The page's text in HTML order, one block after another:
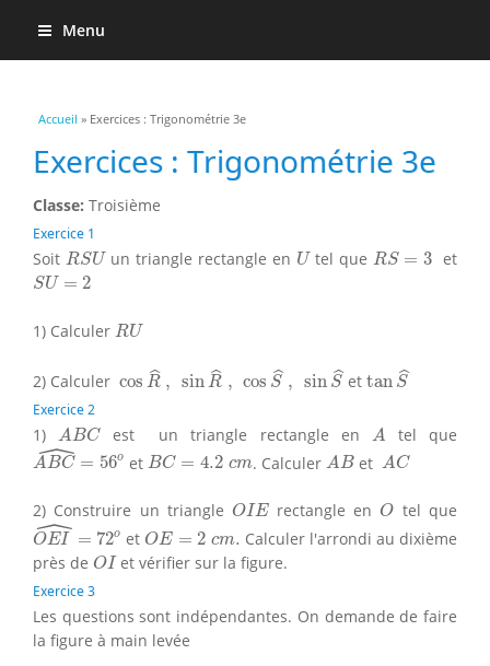
Menu
Vous êtes ici
Accueil » Exercices : Trigonométrie 3e
Exercices : Trigonométrie 3e
Classe: Troisième
Exercice 1
Soit RSU
RSU un triangle rectangle en U
Utel que RS = 3
RS= et
SU = 2
SU=
1) Calculer RU
RU
2) Calculer cos ˆ
R , sin ˆ
R , cos ˆ
S , sin ˆ
S
R^ R^ ^,
et tan ˆ
S
S^
Exercice 2
1) ABC
A BC est un triangle rectangle en A
A tel que
ˆ
ABC = 56o
ABC^=56 o
et BC = 4.2 cm
BC= 4.2 cm . Calculer AB
A B et AC
AC
2) Construire un triangle OIE
OIE rectangle en O
O tel que
ˆ
OEI = 72o
OEI^=72o
et OE = 2 cm.
OE= cm.
Calculer l'arrondi au dixième
près de OI
OIet vérifier sur la figure.
Exercice 3
Les questions sont indépendantes. On demande de faire
la figure à main levée